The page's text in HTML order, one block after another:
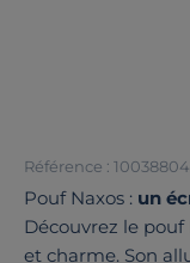
Référence :
Pouf Naxos : un
Découvrez le
et charme. Son